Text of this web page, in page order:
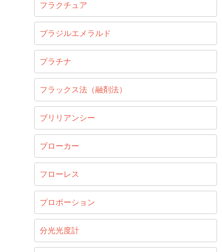
フラクチュア
ブラジルエメラルド
プラチナ
フラックス法（融剤法）
ブリリアンシー
ブローカー
フローレス
プロポーション
分光光度計